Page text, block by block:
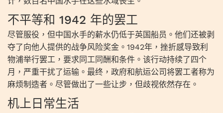
不平等和 1942 年的罢工
尽管服役，但中国水手的薪水仍低于英国船员。他们还被剥
夺了向他人提供的战争风险奖金。1942年，挫折感导致利
物浦举行罢工，要求同工同酬和条件。该行动持续了四个
月，严重干扰了运输。最终，政府和航运公司将罢工者称为
麻烦制造者。尽管做出了一些让步，但歧视依然存在。
机上日常生活